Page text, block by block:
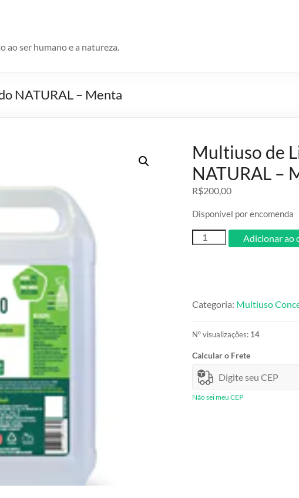
ao ser humano e a natureza.
NATURAL – Menta
Multiuso de
NATURAL –
R$200,00
Disponível por encomenda
Multiuso
de
Menta
Adicionar ao
Categoria: Multiuso
Nº visualizações: 14
Calcular o Frete
Não sei meu CEP